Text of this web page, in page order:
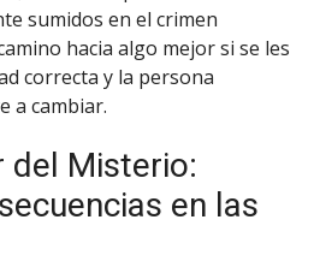
sumidos en el crimen
hacia algo mejor si se les
correcta y la persona
a cambiar.
del Misterio:
en las